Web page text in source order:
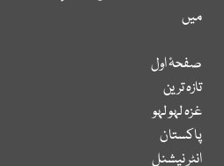
میں
صفحۂ اول
تازہ ترین
غزہ لہو لہو
پاکستان
انٹر نیشنل